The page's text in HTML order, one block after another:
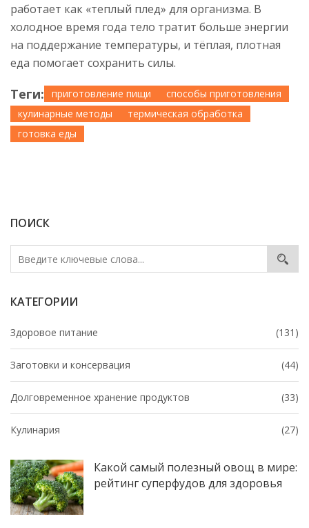
ПОИСК
КАТЕГОРИИ
Здоровое питание (131)
Заготовки и консервация (44)
Долговременное хранение продуктов (33)
Кулинария (27)
Какой самый полезный овощ в мире:
рейтинг суперфудов для здоровья
работает как «теплый плед» для организма. В
холодное время года тело тратит больше энергии
на поддержание температуры, и тёплая, плотная
еда помогает сохранить силы.
Теги: приготовление пищи
способы приготовления
кулинарные методы
термическая обработка
готовка еды